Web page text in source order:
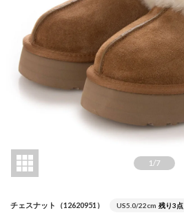
1 /7
チェスナット（12620951） US5.0/22cm 残り3点